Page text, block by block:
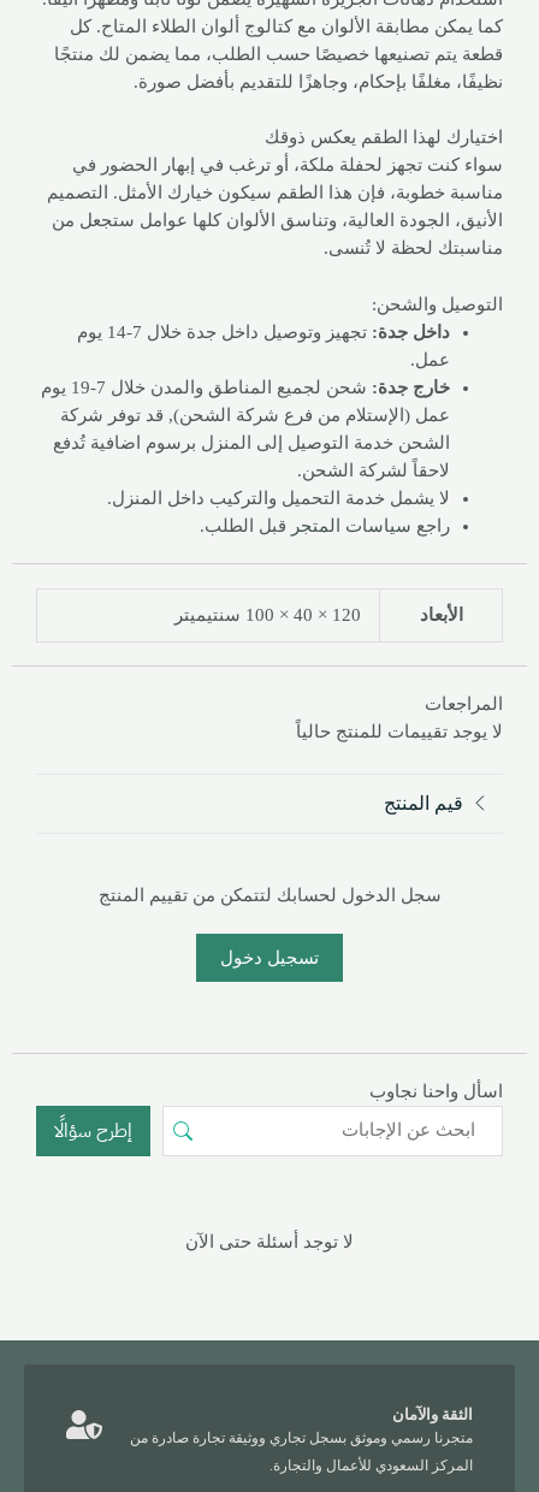
كما يمكن مطابقة الألوان مع كتالوج ألوان الطلاء المتاح. كل
قطعة يتم تصنيعها خصيصًا حسب الطلب، مما يضمن لك منتجًا
نظيفًا، مغلفًا بإحكام، وجاهزًا للتقديم بأفضل صورة.
اختيارك لهذا الطقم يعكس ذوقك
سواء كنت تجهز لحفلة ملكة، أو ترغب في إبهار الحضور في
مناسبة خطوبة، فإن هذا الطقم سيكون خيارك الأمثل. التصميم
الأنيق، الجودة العالية، وتناسق الألوان كلها عوامل ستجعل من
مناسبتك لحظة لا تُنسى.
التوصيل والشحن:
داخل جدة:
تجهيز وتوصيل داخل جدة خلال 7-14 يوم
عمل.
خارج جدة:
شحن لجميع المناطق والمدن خلال 7-19 يوم
عمل (الإستلام من فرع شركة الشحن), قد توفر شركة
الشحن خدمة التوصيل إلى المنزل برسوم اضافية تُدفع
لاحقاً لشركة الشحن.
لا يشمل خدمة التحميل والتركيب داخل المنزل.
راجع سياسات المتجر قبل الطلب.
الأبعاد 120 × 40 × 100 سنتيميتر
المراجعات
لا يوجد تقييمات للمنتج حالياً
قيم المنتج
سجل الدخول لحسابك لتتمكن من تقييم المنتج
تسجيل دخول
اسأل واحنا نجاوب
إطرح سؤالًا
لا توجد أسئلة حتى الآن
الثقة والآمان
متجرنا رسمي وموثق بسجل تجاري ووثيقة تجارة صادرة من
المركز السعودي للأعمال والتجارة.